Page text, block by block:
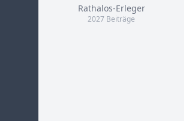
Rathalos-Erleger
2027 Beiträge